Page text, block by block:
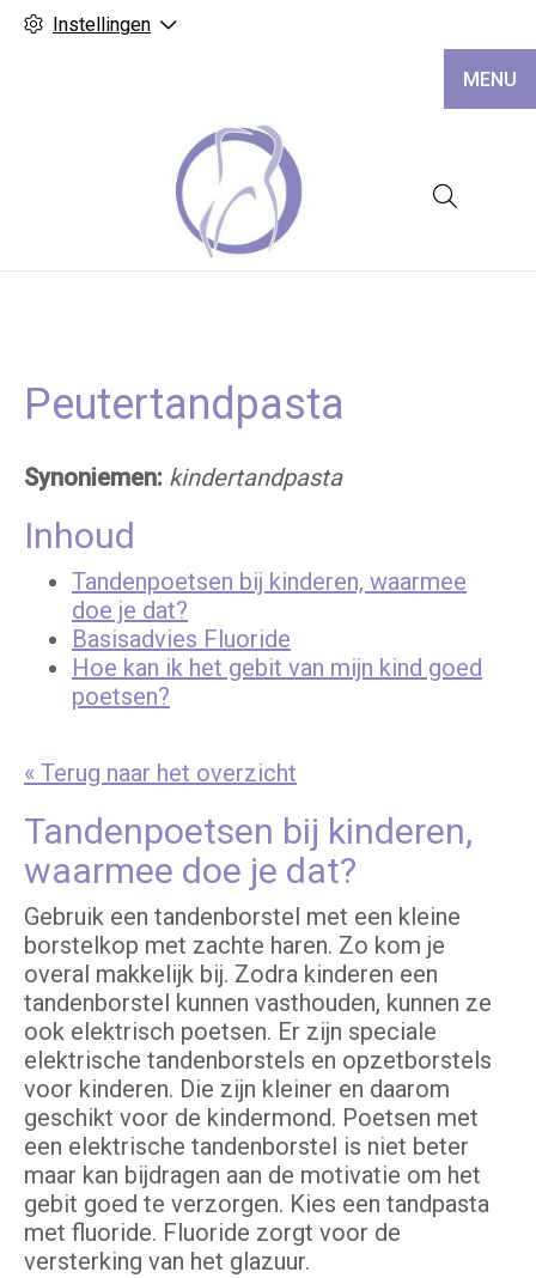
Instellingen
MENU
Peutertandpasta
Synoniemen: kindertandpasta
Inhoud
Tandenpoetsen bij kinderen, waarmee
doe je dat?
Basisadvies Fluoride
Hoe kan ik het gebit van mijn kind goed
poetsen?
« Terug naar het overzicht
Tandenpoetsen bij kinderen,
waarmee doe je dat?
Gebruik een tandenborstel met een kleine
borstelkop met zachte haren. Zo kom je
overal makkelijk bij. Zodra kinderen een
tandenborstel kunnen vasthouden, kunnen ze
ook elektrisch poetsen. Er zijn speciale
elektrische tandenborstels en opzetborstels
voor kinderen. Die zijn kleiner en daarom
geschikt voor de kindermond. Poetsen met
een elektrische tandenborstel is niet beter
maar kan bijdragen aan de motivatie om het
gebit goed te verzorgen. Kies een tandpasta
met fluoride. Fluoride zorgt voor de
versterking van het glazuur.